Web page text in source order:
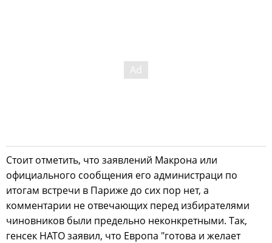
Стоит отметить, что заявлений Макрона или
официального сообщения его администраци по
итогам встречи в Париже до сих пор нет, а
комментарии не отвечающих перед избирателями
чиновников были предельно неконкретными. Так,
генсек НАТО заявил, что Европа "готова и желает